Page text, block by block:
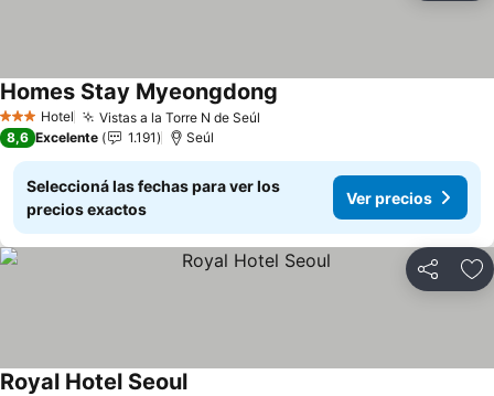
3 Estrellas
Hotel Vistas a la Torre N de Seúl
Homes Stay Myeongdong
8,6 Excelente 1.191 Seúl
Seleccioná las fechas para ver los
precios exactos
Ver precios
Compartir
Royal Hotel Seoul